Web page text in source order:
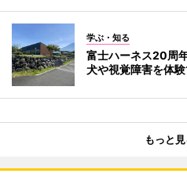
学ぶ・知る
富士ハーネス20周
犬や視覚障害を体
もっと